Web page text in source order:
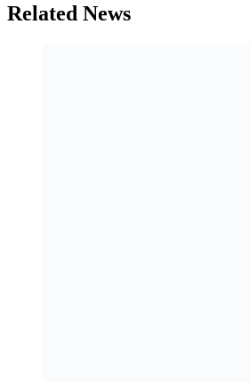
Related News